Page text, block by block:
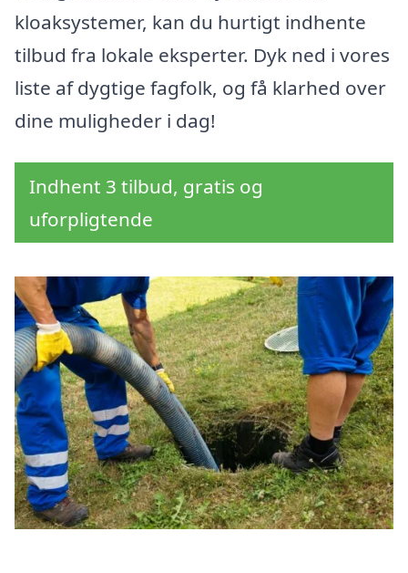
kloaksystemer, kan du hurtigt indhente
tilbud fra lokale eksperter. Dyk ned i vores
liste af dygtige fagfolk, og få klarhed over
dine muligheder i dag!
Indhent 3 tilbud, gratis og
uforpligtende